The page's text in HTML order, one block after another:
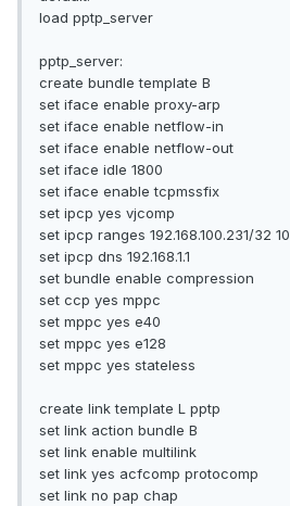
load pptp_server
pptp_server:
create bundle template B
set iface enable proxy-arp
set iface enable netflow-in
set iface enable netflow-out
set iface idle 1800
set iface enable tcpmssfix
set ipcp yes vjcomp
set ipcp ranges 192.168.100.231/32
set ipcp dns 192.168.1.1
set bundle enable compression
set ccp yes mppc
set mppc yes e40
set mppc yes e128
set mppc yes stateless
create link template L pptp
set link action bundle B
set link enable multilink
set link yes acfcomp protocomp
set link no pap chap